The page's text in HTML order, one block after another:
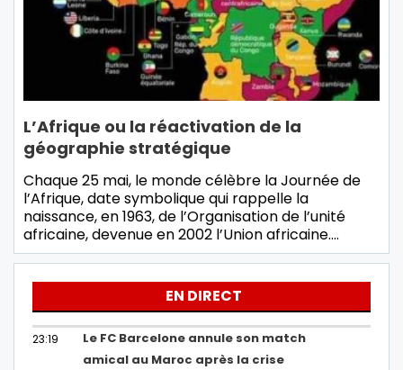
L’Afrique ou la réactivation de la
géographie stratégique
Chaque 25 mai, le monde célèbre la Journée de
l’Afrique, date symbolique qui rappelle la
naissance, en 1963, de l’Organisation de l’unité
africaine, devenue en 2002 l’Union africaine.…
EN DIRECT
23:19
Le FC Barcelone annule son match
amical au Maroc après la crise